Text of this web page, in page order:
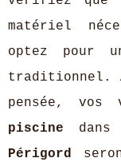
matériel
optez pour
traditionnel.
pensée, vos
piscine dans
Périgord